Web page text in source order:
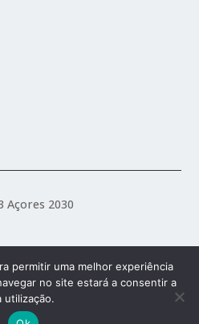
Açores 2030
Política de Privacidade
e Condições
permitir uma melhor experiência
no site estará a consentir a
utilização.